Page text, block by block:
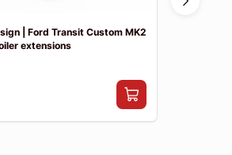
| Ford Transit Custom MK2
extensions